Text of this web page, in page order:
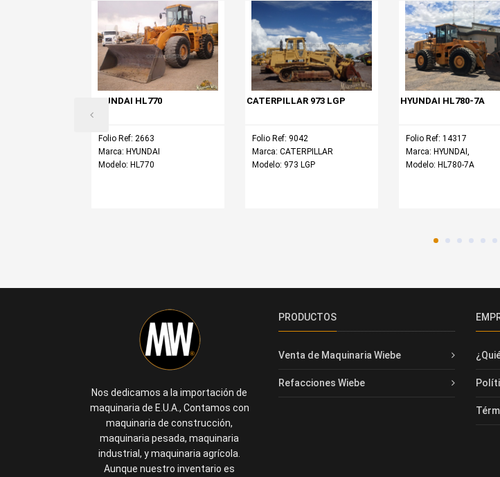
HYUNDAI HL770
Folio Ref: 2663
Marca: HYUNDAI
Modelo: HL770
CATERPILLAR 973 LGP
Folio Ref: 9042
Marca: CATERPILLAR
Modelo: 973 LGP
HYUNDAI HL780-7A
Folio Ref: 14317
Marca: HYUNDAI,
Modelo: HL780-7A
Nos dedicamos a la importación de
maquinaria de E.U.A., Contamos con
maquinaria de construcción,
maquinaria pesada, maquinaria
industrial, y maquinaria agrícola.
Aunque nuestro inventario es
PRODUCTOS
Venta de Maquinaria Wiebe
Refacciones Wiebe